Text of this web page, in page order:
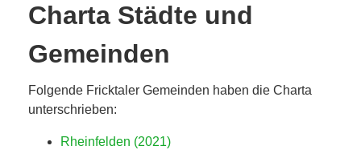
Charta Städte und
Gemeinden
Folgende Fricktaler Gemeinden haben die Charta
unterschrieben:
Rheinfelden (2021)